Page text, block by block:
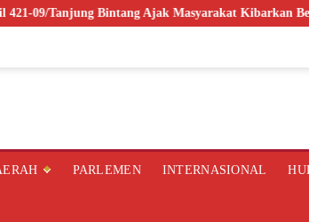
Tanjung Bintang Ajak Masyarakat Kibarkan Bendera
PARLEMEN INTERNASIONAL